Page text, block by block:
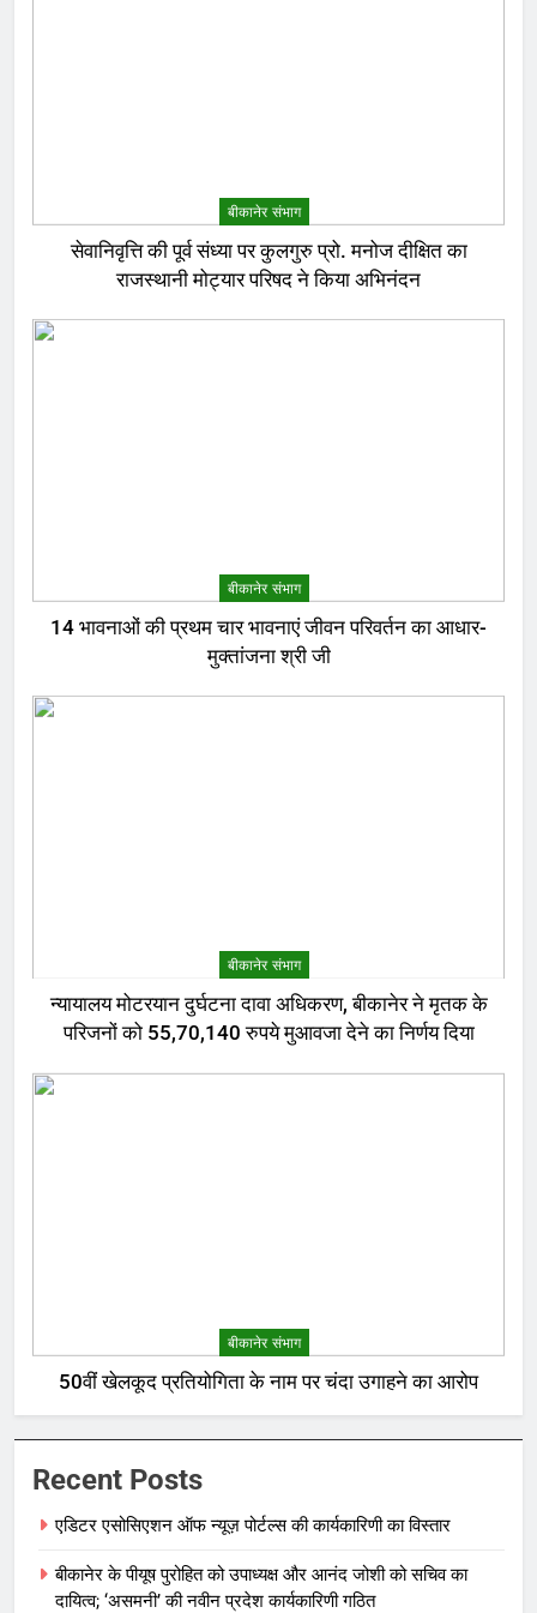
बीकानेर संभाग
सेवानिवृत्ति की पूर्व संध्या पर कुलगुरु प्रो. मनोज दीक्षित का
राजस्थानी मोट्यार परिषद ने किया अभिनंदन
बीकानेर संभाग
14 भावनाओं की प्रथम चार भावनाएं जीवन परिवर्तन का आधार-
मुक्तांजना श्री जी
बीकानेर संभाग
न्यायालय मोटरयान दुर्घटना दावा अधिकरण, बीकानेर ने मृतक के
परिजनों को 55,70,140 रुपये मुआवजा देने का निर्णय दिया
बीकानेर संभाग
50वीं खेलकूद प्रतियोगिता के नाम पर चंदा उगाहने का आरोप
Recent Posts
एडिटर एसोसिएशन ऑफ न्यूज़ पोर्टल्स की कार्यकारिणी का विस्तार
बीकानेर के पीयूष पुरोहित को उपाध्यक्ष और आनंद जोशी को सचिव का
दायित्व; ‘असमनी’ की नवीन प्रदेश कार्यकारिणी गठित